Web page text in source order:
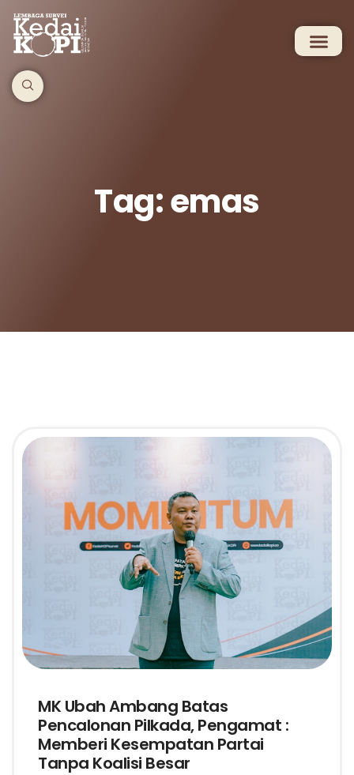
Tag: emas
MK Ubah Ambang Batas
Pencalonan Pilkada, Pengamat :
Memberi Kesempatan Partai
Tanpa Koalisi Besar